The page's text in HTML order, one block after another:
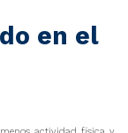
en el